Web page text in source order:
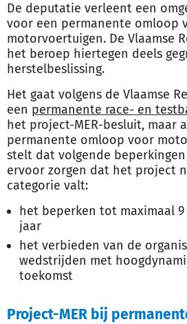
De deputatie verleent een
voor een permanente omloop
motorvoertuigen. De Vlaamse
het beroep hiertegen deels
herstelbeslissing.
Het gaat volgens de Vlaamse
een permanente race- en
het project-MER-besluit, maar
permanente omloop voor
stelt dat volgende
ervoor zorgen dat het project
categorie valt:
het beperken tot maximaal
jaar
het verbieden van de
wedstrijden met
toekomst
Project-MER bij